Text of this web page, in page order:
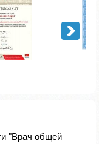
"Врач общей